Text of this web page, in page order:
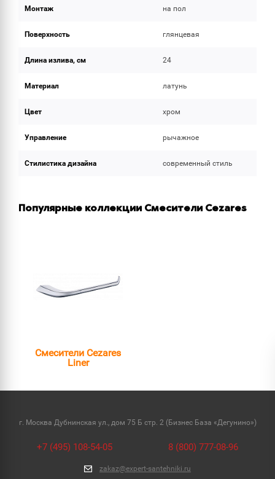
Монтаж на пол
Поверхность глянцевая
Длина излива, см 24
Материал латунь
Цвет хром
Управление рычажное
Стилистика дизайна современный стиль
Популярные коллекции Смесители Cezares
Смесители Cezares
Liner
г. Москва Дубнинская ул., дом 75 Б стр. 2 (Бизнес База «Дегунино»)
+7 (495) 108-54-05 8 (800) 777-08-96
zakaz@expert-santehniki.ru